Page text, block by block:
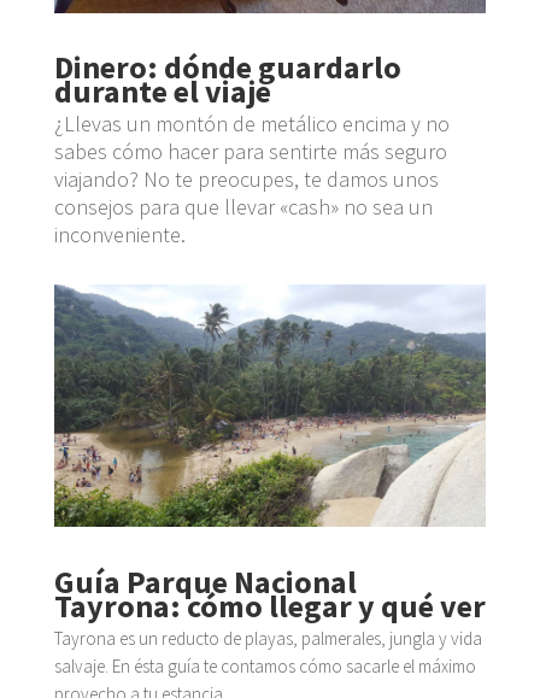
Dinero: dónde guardarlo
durante el viaje
¿Llevas un montón de metálico encima y no
sabes cómo hacer para sentirte más seguro
viajando? No te preocupes, te damos unos
consejos para que llevar «cash» no sea un
inconveniente.
Guía Parque Nacional
Tayrona: cómo llegar y qué ver
Tayrona es un reducto de playas, palmerales, jungla y vida
salvaje. En ésta guía te contamos cómo sacarle el máximo